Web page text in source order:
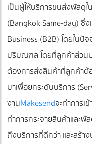
เป็นผู้ให้บริการขนส่งพัสดุ
(Bangkok Same-day) ซึ่
Business (B2B) โดยใน
ปริมณฑล โดยที่ลูกค้าส่วน
ต้องการส่งสินค้าที่ลูกค้าต้
มาเพื่อยกระดับบริการ
งานMakesendจะทำการเ
ทำการกระจายสินค้าและพั
ถึงบริการที่ดีกว่า และสร้า